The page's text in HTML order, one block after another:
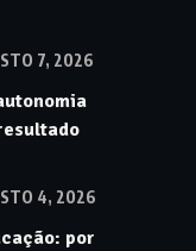
7, 2026
4, 2026
por